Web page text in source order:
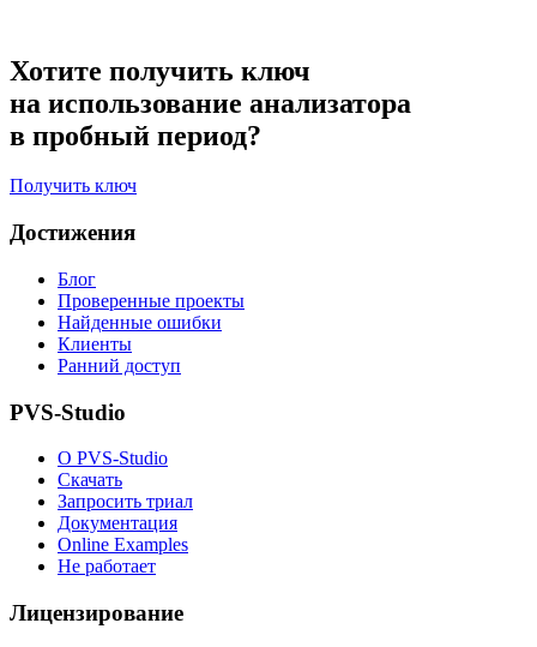
Хотите получить ключ
на использование анализатора
в пробный период?
Получить ключ
Достижения
Блог
Проверенные проекты
Найденные ошибки
Клиенты
Ранний доступ
PVS-Studio
О PVS-Studio
Скачать
Запросить триал
Документация
Online Examples
Не работает
Лицензирование